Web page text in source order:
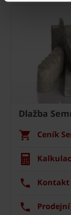
Dlažba
Ceník
Kontakt